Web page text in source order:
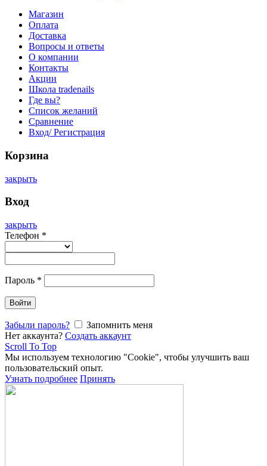
Магазин
Оплата
Доставка
Вопросы и ответы
О компании
Контакты
Акции
Школа tradenails
Где вы?
Список желаний
Сравнение
Вход/ Регистрация
Корзина
закрыть
Вход
закрыть
Телефон *
Пароль *
Войти
Забыли пароль?
Запомнить меня
Нет аккаунта? Создать аккаунт
Scroll To Top
Мы используем технологию "Cookie", чтобы улучшить ваш
пользовательский опыт.
Узнать подробнее Принять